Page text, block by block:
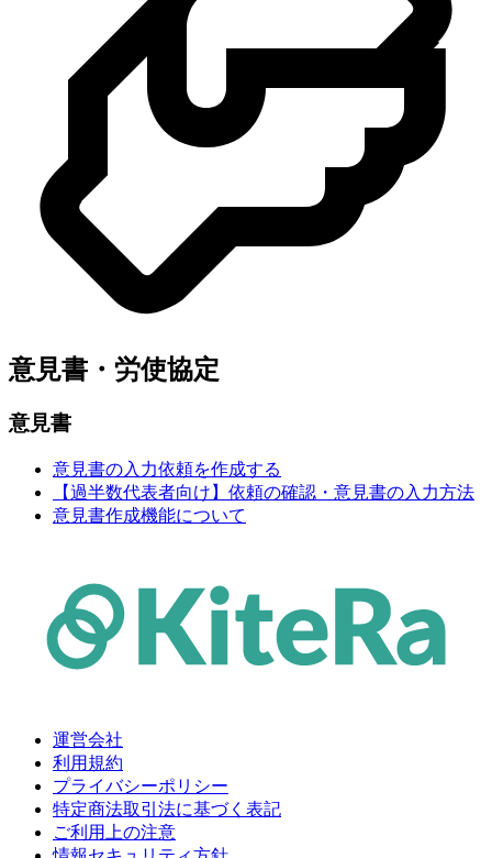
意見書・労使協定
意見書
意見書の入力依頼を作成する
【過半数代表者向け】依頼の確認・意見書の入力方法
意見書作成機能について
運営会社
利用規約
プライバシーポリシー
特定商法取引法に基づく表記
ご利用上の注意